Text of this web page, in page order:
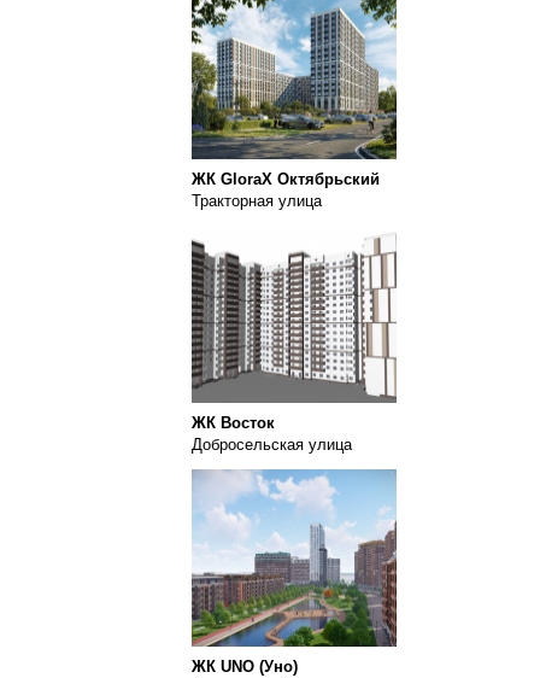
ЖК GloraX Октябрьский
Тракторная улица
ЖК Восток
Добросельская улица
ЖК UNO (Уно)